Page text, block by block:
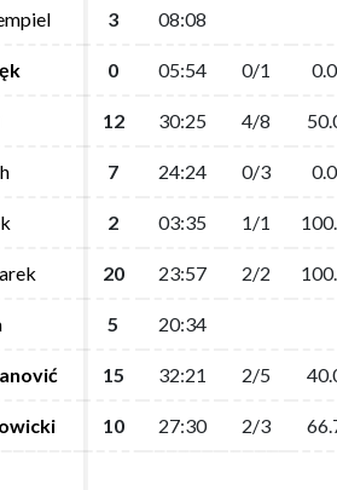
3 08:08
0 05:54 0/1 0.0
12 30:25 4/8
7 24:24 0/3 0.0
2 03:35 1/1
20 23:57 2/2
5 20:34
15 32:21 2/5
10 27:30 2/3
3 08:08
0 05:54 0/1 0.0
12 30:25 4/8
7 24:24 0/3 0.0
2 03:35 1/1
20 23:57 2/2
5 20:34
15 32:21 2/5
10 27:30 2/3